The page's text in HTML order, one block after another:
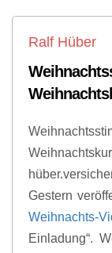
Ralf Hüber
Gestern
Einladung“.